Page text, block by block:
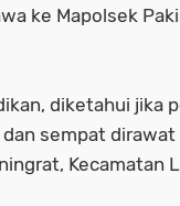
ke Mapolsek
diketahui jika
sempat dirawat
Kecamatan